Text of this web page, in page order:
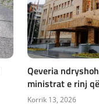
Qeveria
ministrat e rinj
Korrik 13, 2026